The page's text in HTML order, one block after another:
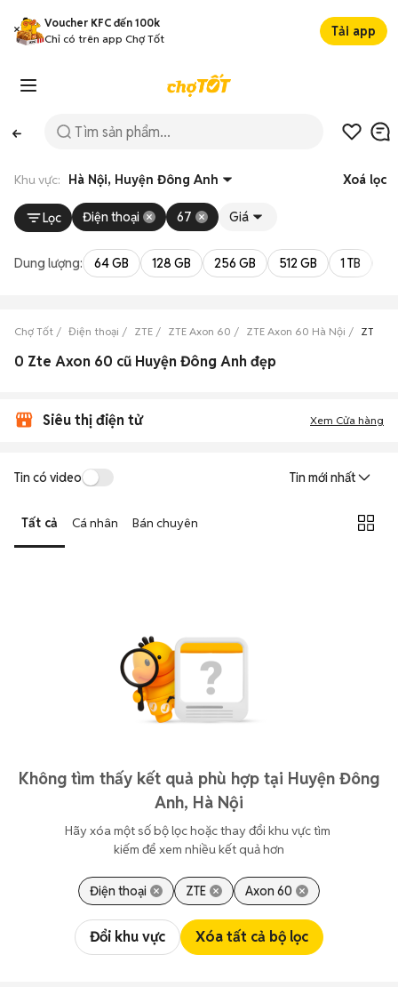
Voucher KFC đến 100k
Chỉ có trên app Chợ Tốt
Tải app
Khu vực: Hà Nội, Huyện Đông Anh Xoá lọc
Lọc Điện thoại 67 Giá
Dung lượng: 64 GB 128 GB 256 GB 512 GB 1 TB
Chợ Tốt Điện thoại ZTE ZTE Axon 60 ZTE Axon 60 Hà Nội ZTE
0 Zte Axon 60 cũ Huyện Đông Anh đẹp
Siêu thị điện tử Xem Cửa hàng
Tin có video Tin mới nhất
Tất cả Cá nhân Bán chuyên
Không tìm thấy kết quả phù hợp tại Huyện Đông
Anh, Hà Nội
Hãy xóa một số bộ lọc hoặc thay đổi khu vực tìm
kiếm để xem nhiều kết quả hơn
Điện thoại ZTE Axon 60
Đổi khu vực Xóa tất cả bộ lọc